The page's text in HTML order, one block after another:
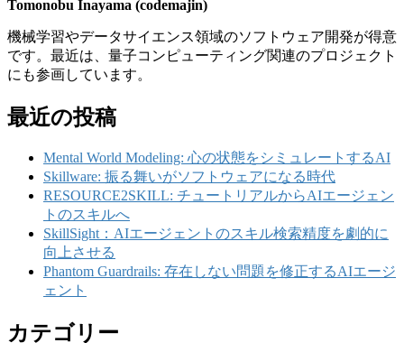
Tomonobu Inayama (codemajin)
機械学習やデータサイエンス領域のソフトウェア開発が得意
です。最近は、量子コンピューティング関連のプロジェクト
にも参画しています。
最近の投稿
Mental World Modeling: 心の状態をシミュレートするAI
Skillware: 振る舞いがソフトウェアになる時代
RESOURCE2SKILL: チュートリアルからAIエージェン
トのスキルへ
SkillSight：AIエージェントのスキル検索精度を劇的に
向上させる
Phantom Guardrails: 存在しない問題を修正するAIエージ
ェント
カテゴリー